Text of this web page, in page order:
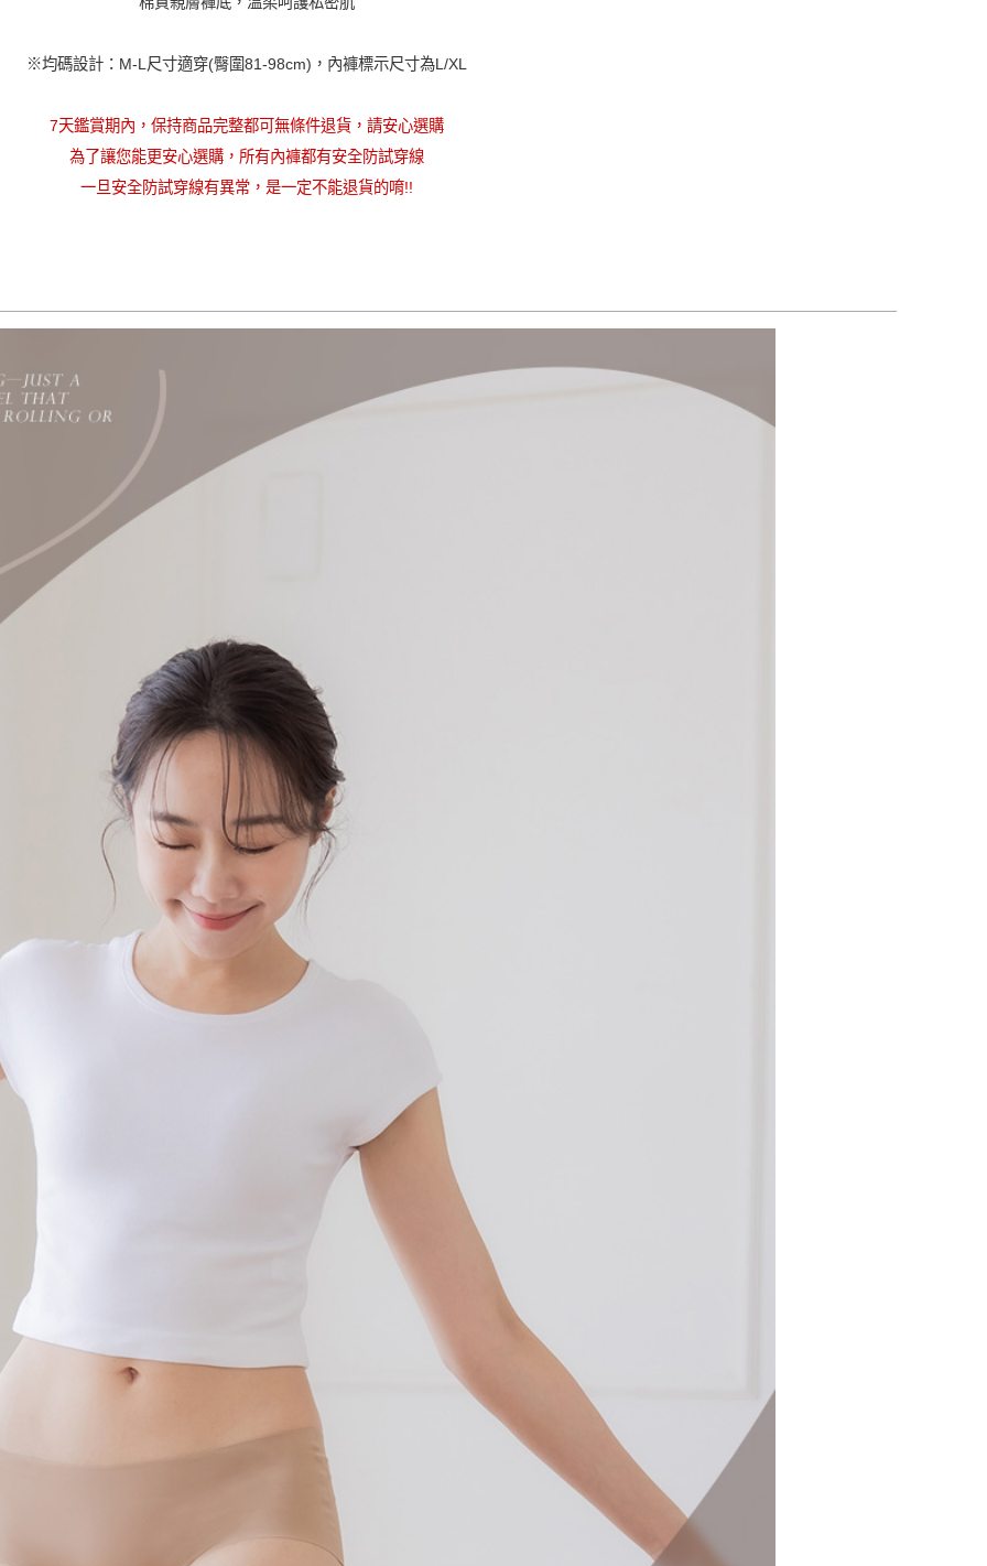
※均碼設計：M-L尺寸適穿(臀圍81-98cm)，內褲標示尺寸為L/XL
7天鑑賞期內，保持商品完整都可無條件退貨，請安心選購
為了讓您能更安心選購，所有內褲都有安全防試穿線
一旦安全防試穿線有異常，是一定不能退貨的唷!!